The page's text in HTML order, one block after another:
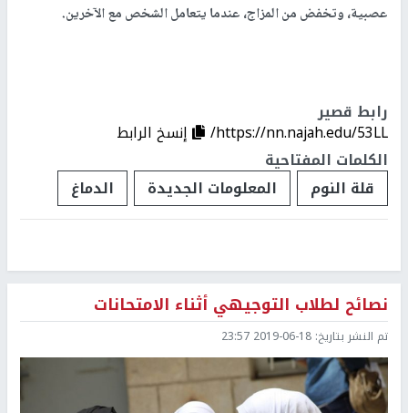
عصبية، وتخفض من المزاج، عندما يتعامل الشخص مع الآخرين.
رابط قصير
https://nn.najah.edu/53LL/
إنسخ الرابط
الكلمات المفتاحية
قلة النوم
المعلومات الجديدة الدماغ
نصائح لطلاب التوجيهي أثناء الامتحانات
تم النشر بتاريخ: 2019-06-18 23:57